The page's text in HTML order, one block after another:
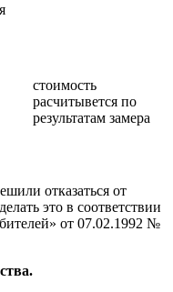
стоимость
расчитывется по
результатам замера
отказаться от
это в соответствии
от 07.02.1992 №